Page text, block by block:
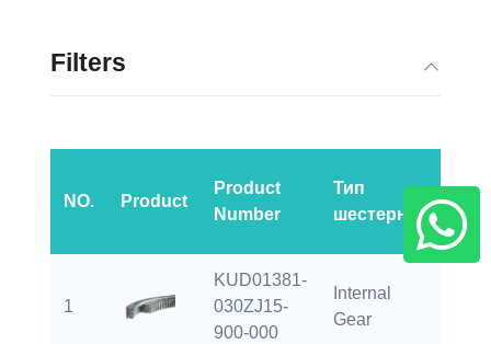
Filters
NO. Product
Product
Number
Тип
шестерни
1
KUD01381-
030ZJ15-
900-000
Internal
Gear